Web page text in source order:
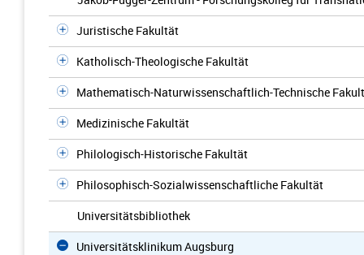
Juristische Fakultät
Katholisch-Theologische Fakultät
Mathematisch-Naturwissenschaftlich-Technische
Medizinische Fakultät
Philologisch-Historische Fakultät
Philosophisch-Sozialwissenschaftliche Fakultät
Universitätsbibliothek
Universitätsklinikum Augsburg